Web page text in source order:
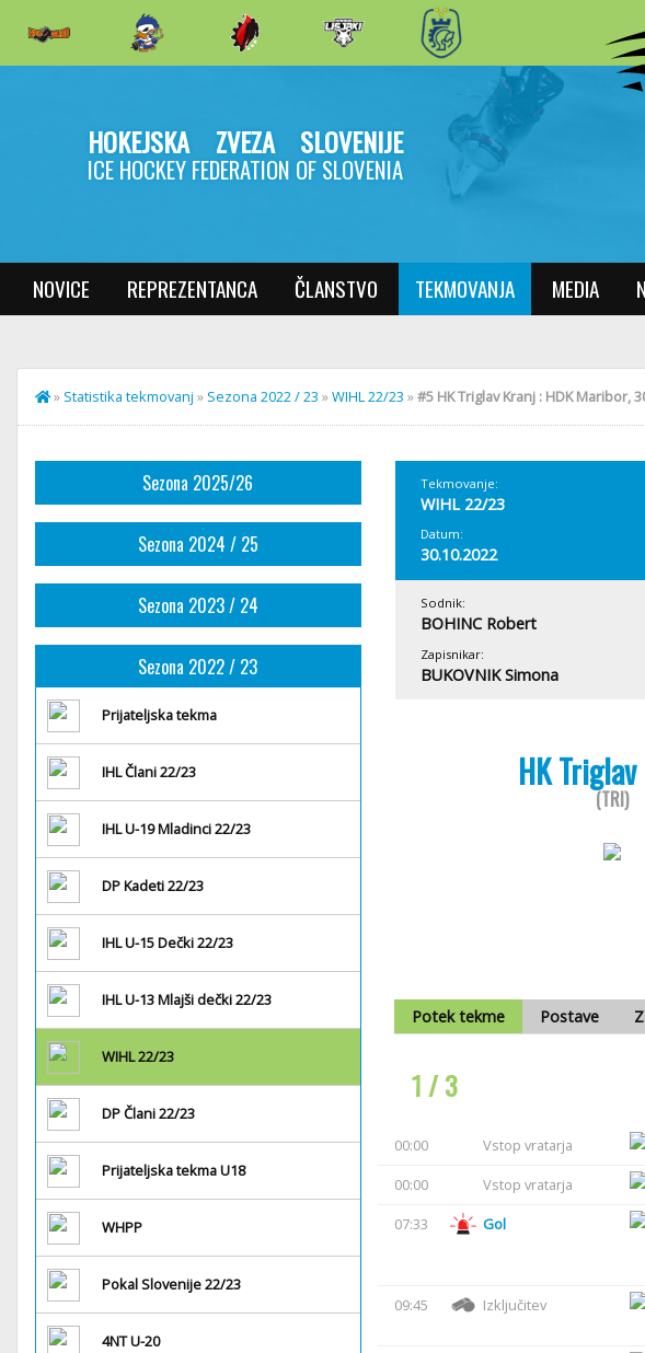
HOKEJSKA ZVEZA SLOVENIJE
ICE HOCKEY FEDERATION OF SLOVENIA
NOVICE REPREZENTANCA ČLANSTVO TEKMOVANJA MEDIA
» Statistika tekmovanj » Sezona 2022 / 23 »WIHL 22/23 »#5 HK Triglav Kranj : HDK Maribor,
Sezona 2025/26
Sezona 2024 / 25
Sezona 2023 / 24
Sezona 2022 / 23
Prijateljska tekma
IHL Člani 22/23
IHL U-19 Mladinci 22/23
DP Kadeti 22/23
IHL U-15 Dečki 22/23
IHL U-13 Mlajši dečki 22/23
WIHL 22/23
DP Člani 22/23
Prijateljska tekma U18
WHPP
Pokal Slovenije 22/23
4NT U-20
Tekmovanje:
WIHL 22/23
Datum:
30.10.2022
Sodnik:
BOHINC Robert
Zapisnikar:
BUKOVNIK Simona
HK
(TRI)
Potek tekme Postave
1 / 3
00:00 Vstop vratarja
00:00
Vstop vratarja
07:33
Gol
09:45
Izključitev